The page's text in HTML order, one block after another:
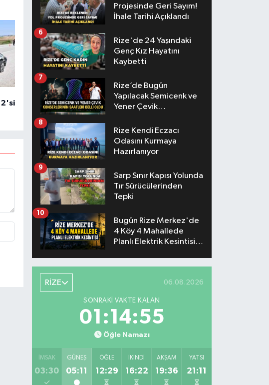
2'si
Projesinde Geri Sayım!
İhale Tarihi Açıklandı
Rize'de 24 Yaşındaki
Genç Kız Hayatını
Kaybetti
6
Rize’de Bugün
Yapılacak Semicenk ve
Yener Çevik
Belli Oldu
7
Rize Kendi Eczacı
Odasını Kurmaya
Hazırlanıyor
8
Sarp Sınır Kapısı Yolunda
Tır Sürücülerinden
Tepki
9
Bugün Rize Merkez'de
4 Köy 4 Mahallede
Planlı Elektrik Kesintisi
10
RİZE 06.08.2026
SONRAKI VAKTE KALAN
01:14:55
Öğle Namazı
İMSAK
03:30
GÜNEŞ
05:11
ÖĞLE
12:29
İKINDI
16:22
AKŞAM
19:36
YATSI
21:11